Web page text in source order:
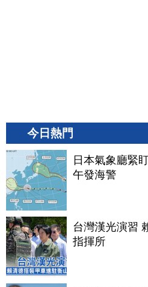
今日熱門
日本氣象廳緊
午發海警
台灣漢光演習
指揮所